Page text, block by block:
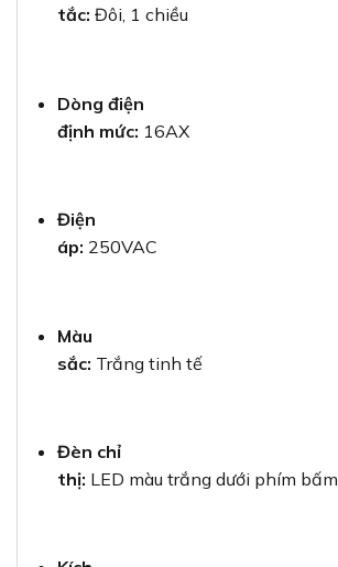
tắc: Đôi, 1 chiều
Dòng điện
định mức: 16AX
Điện
áp: 250VAC
Màu
sắc: Trắng tinh tế
Đèn chỉ
thị: LED màu trắng dưới phím bấm